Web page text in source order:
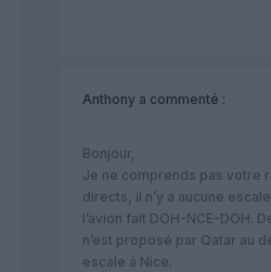
Anthony a commenté :
Bonjour,
Je ne comprends pas votre
directs, il n’y a aucune
l’avion fait DOH-NCE-DOH.
n’est proposé par Qatar au
escale à Nice.